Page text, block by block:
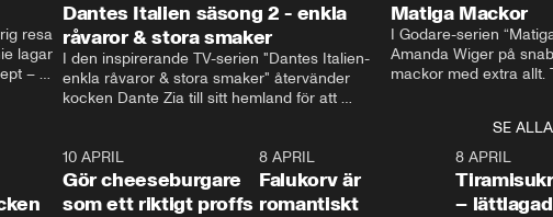
resa
lagar
–
Dantes Italien säsong 2 - enkla
råvaror & stora smaker
I den inspirerande TV-serien "Dantes Italien-
enkla råvaror & stora smaker" återvänder
kocken Dante Zia till sitt hemland för att
Dante regionen Emilia-Romagna och staden
Parma, där han upptäcker den genuina
matfilosofin Cucina Povera.
Matiga Mackor
I Godare-serien
Amanda Wiger på
mackor med extra allt.
italiensk variant med
festliga snittar som
SE ALLA
2:04
10 APRIL
Gör cheeseburgare
som ett riktigt proffs
0:43
8 APRIL
Falukorv är
romantiskt
8 APRIL
–